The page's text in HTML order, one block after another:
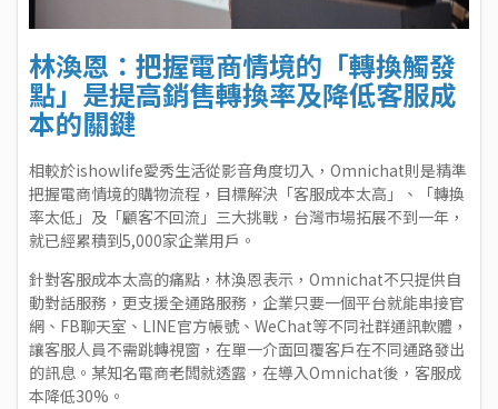
林渙恩：把握電商情境的「轉換觸發
點」是提高銷售轉換率及降低客服成
本的關鍵
相較於ishowlife愛秀生活從影音角度切入，Omnichat則是精準
把握電商情境的購物流程，目標解決「客服成本太高」、「轉換
率太低」及「顧客不回流」三大挑戰，台灣市場拓展不到一年，
就已經累積到5,000家企業用戶。
針對客服成本太高的痛點，林渙恩表示，Omnichat不只提供自
動對話服務，更支援全通路服務，企業只要一個平台就能串接官
網、FB聊天室、LINE官方帳號、WeChat等不同社群通訊軟體，
讓客服人員不需跳轉視窗，在單一介面回覆客戶在不同通路發出
的訊息。某知名電商老闆就透露，在導入Omnichat後，客服成
本降低30%。